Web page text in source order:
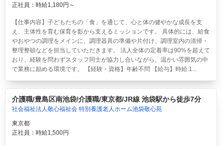
正社員：時給1,180円～
【仕事内容】子どもたちの「食」を通じて、心と体の健やかな成長を支
え、主体性を育む保育を影から支えるミッションです。 具体的には、給食
やおやつの調理をメインに、調理器具の準備や片付け、調理室内の清掃・
整理整頓などを担当していただきます。 法人全体の定着率は90%を超えて
おり、経験を問わずスタッフ同士が協力し合いながら、温かい雰囲気の中
で業務に励める環境です。 【経験・資格】年齢不問 【給与】時給:1...
介護職/豊島区南池袋/介護職/東京都/JR線 池袋駅から徒歩7分
社会福祉法人敬心福祉会 特別養護老人ホーム池袋敬心苑
東京都
正社員：時給1,500円